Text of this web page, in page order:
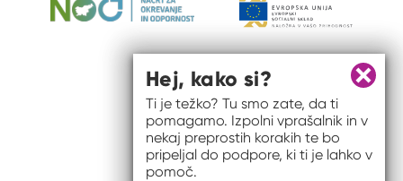
Zapri
Hej, kako si?
Ti je težko? Tu smo zate, da ti
pomagamo. Izpolni vprašalnik in v
nekaj preprostih korakih te bo
pripeljal do podpore, ki ti je lahko v
pomoč.